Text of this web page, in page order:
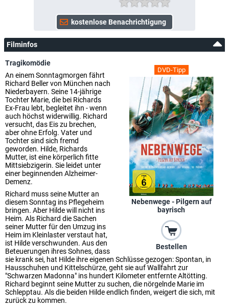
Filminfos
DVD-Tipp
Nebenwege - Pilgern auf
bayrisch
Bestellen
Tragikomödie
An einem Sonntagmorgen fährt
Richard Beller von München nach
Niederbayern. Seine 14-jährige
Tochter Marie, die bei Richards
Ex-Frau lebt, begleitet ihn - wenn
auch höchst widerwillig. Richard
versucht, das Eis zu brechen,
aber ohne Erfolg. Vater und
Tochter sind sich fremd
geworden. Hilde, Richards
Mutter, ist eine körperlich fitte
Mittsiebzigerin. Sie leidet unter
einer beginnenden Alzheimer-
Demenz.
Richard muss seine Mutter an
diesem Sonntag ins Pflegeheim
bringen. Aber Hilde will nicht ins
Heim. Als Richard die Sachen
seiner Mutter für den Umzug ins
Heim im Kleinlaster verstaut hat,
ist Hilde verschwunden. Aus den
Beteuerungen ihres Sohnes, dass
sie krank sei, hat Hilde ihre eigenen Schlüsse gezogen: Spontan, in
Hausschuhen und Kittelschürze, geht sie auf Wallfahrt zur
"Schwarzen Madonna" ins hundert Kilometer entfernte Altötting.
Richard beginnt seine Mutter zu suchen, die nörgelnde Marie im
Schlepptau. Als die beiden Hilde endlich finden, weigert die sich, mit
zurück zu kommen.